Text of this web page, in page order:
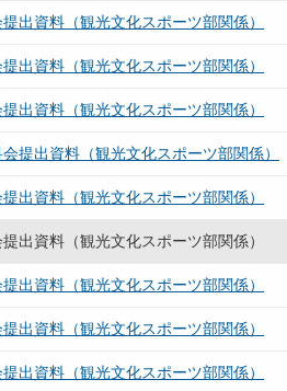
出資料（観光文化スポーツ部関係）
出資料（観光文化スポーツ部関係）
出資料（観光文化スポーツ部関係）
提出資料（観光文化スポーツ部関係）
出資料（観光文化スポーツ部関係）
出資料（観光文化スポーツ部関係）
出資料（観光文化スポーツ部関係）
出資料（観光文化スポーツ部関係）
出資料（観光文化スポーツ部関係）